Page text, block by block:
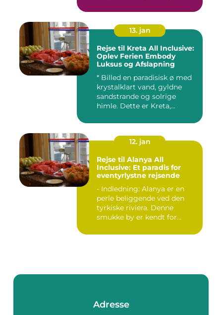
13. jan
Rejse til Kreta All Inclusive:
Oplev Ferien Embody
Luksus og Afslapning
* Billed en paradisisk ø med
krystalklart vand, gyldne
sandstrande og solrige
himle. Dette er Kreta,...
12. jan
Rejse til Alanya All
Inclusive: Et paradis for
eventyrlystne rejsende
- Indledning: Alanya er en
perle beliggende ved den
tyrkiske riviera. Denne
smukke by er kendt for...
Adresse